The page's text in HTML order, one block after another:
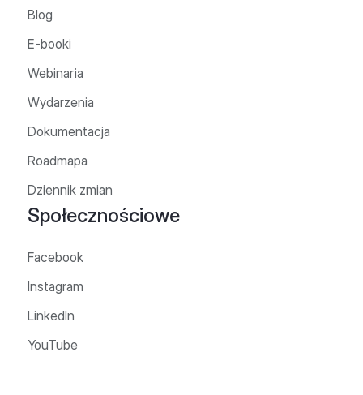
Blog
E-booki
Webinaria
Wydarzenia
Dokumentacja
Roadmapa
Dziennik zmian
Społecznościowe
Facebook
Instagram
LinkedIn
YouTube